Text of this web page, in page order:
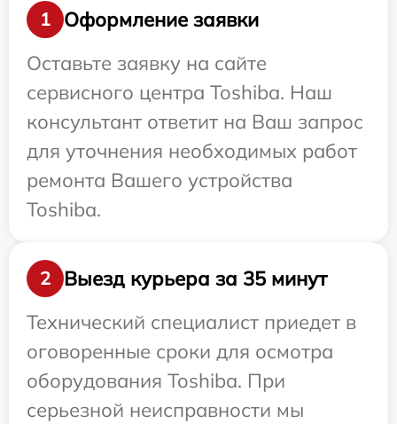
1
Оформление заявки
Оставьте заявку на сайте
сервисного центра Toshiba. Наш
консультант ответит на Ваш запрос
для уточнения необходимых работ
ремонта Вашего устройства
Toshiba.
2
Выезд курьера за 35 минут
Технический специалист приедет в
оговоренные сроки для осмотра
оборудования Toshiba. При
серьезной неисправности мы